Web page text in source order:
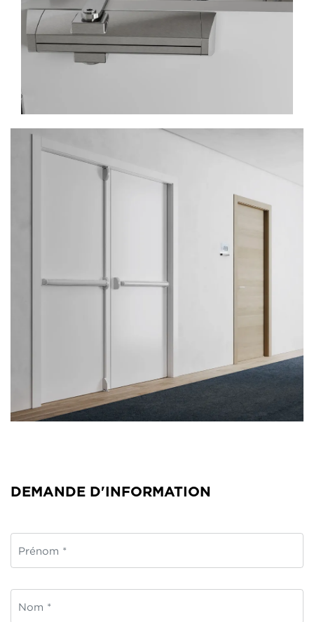
DEMANDE D'INFORMATION